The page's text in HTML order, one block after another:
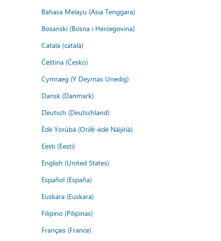
Bahasa Melayu (Asia Tenggara)
Bosanski (Bosna i Hercegovina)
Català (català)
Čeština (Česko)
Cymraeg (Y Deyrnas Unedig)
Dansk (Danmark)
Deutsch (Deutschland)
Èdè Yorùbá (Orilẹ̀-èdè Nàìjíríà)
Eesti (Eesti)
English (United States)
Español (España)
Euskara (Euskara)
Filipino (Pilipinas)
Français (France)